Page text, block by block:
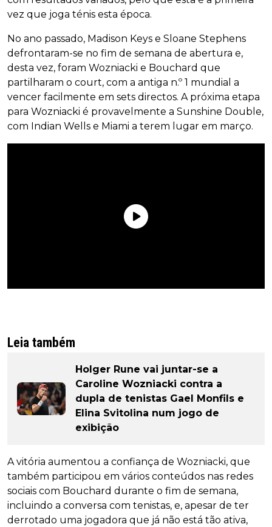
vez que joga ténis esta época.
No ano passado, Madison Keys e Sloane Stephens
defrontaram-se no fim de semana de abertura e,
desta vez, foram Wozniacki e Bouchard que
partilharam o court, com a antiga n.º 1 mundial a
vencer facilmente em sets directos. A próxima etapa
para Wozniacki é provavelmente a Sunshine Double,
com Indian Wells e Miami a terem lugar em março.
Leia também
Holger Rune vai juntar-se a
Caroline Wozniacki contra a
dupla de tenistas Gael Monfils e
Elina Svitolina num jogo de
exibição
A vitória aumentou a confiança de Wozniacki, que
também participou em vários conteúdos nas redes
sociais com Bouchard durante o fim de semana,
incluindo a conversa com tenistas, e, apesar de ter
derrotado uma jogadora que já não está tão ativa,